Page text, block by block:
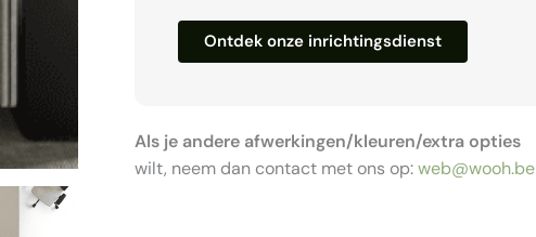
Ontdek onze inrichtingsdienst
Als je andere afwerkingen/kleuren/extra opties
wilt, neem dan contact met ons op:web@wooh.be